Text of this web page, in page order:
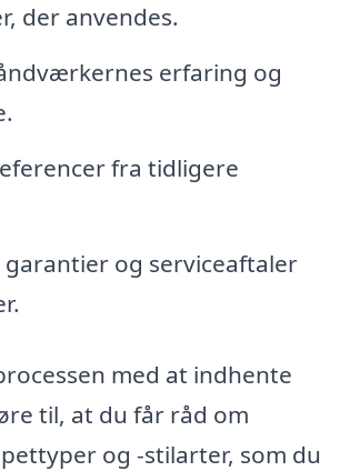
der anvendes.
erfaring og
fra tidligere
garantier og serviceaftaler
med at indhente
til, at du får råd om
og -stilarter, som du